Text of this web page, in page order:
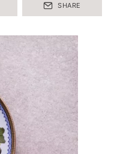
SHARE